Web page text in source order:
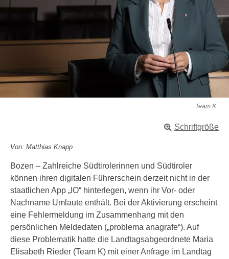
Team K
Schriftgröße
Von: Matthias Knapp
Bozen – Zahlreiche Südtirolerinnen und Südtiroler
können ihren digitalen Führerschein derzeit nicht in der
staatlichen App „IO“ hinterlegen, wenn ihr Vor- oder
Nachname Umlaute enthält. Bei der Aktivierung erscheint
eine Fehlermeldung im Zusammenhang mit den
persönlichen Meldedaten („problema anagrafe“). Auf
diese Problematik hatte die Landtagsabgeordnete Maria
Elisabeth Rieder (Team K) mit einer Anfrage im Landtag